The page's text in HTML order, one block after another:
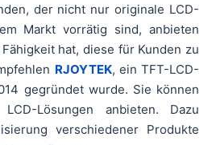
der nicht nur originale LCD-
Markt vorrätig sind, anbieten
hat, diese für Kunden zu
RJOYTEK, ein TFT-LCD-
gegründet wurde. Sie können
Lösungen anbieten. Dazu
verschiedener Produkte